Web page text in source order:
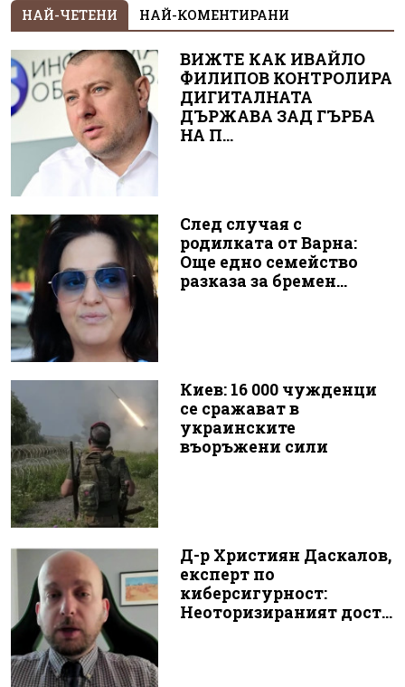
НАЙ-ЧЕТЕНИ НАЙ-КОМЕНТИРАНИ
ВИЖТЕ КАК ИВАЙЛО
ФИЛИПОВ КОНТРОЛИРА
ДИГИТАЛНАТА
ДЪРЖАВА ЗАД ГЪРБА
НА П...
След случая с
родилката от Варна:
Още едно семейство
разказа за бремен...
Киев: 16 000 чужденци
се сражават в
украинските
въоръжени сили
Д-р Християн Даскалов,
експерт по
киберсигурност:
Неоторизираният дост...